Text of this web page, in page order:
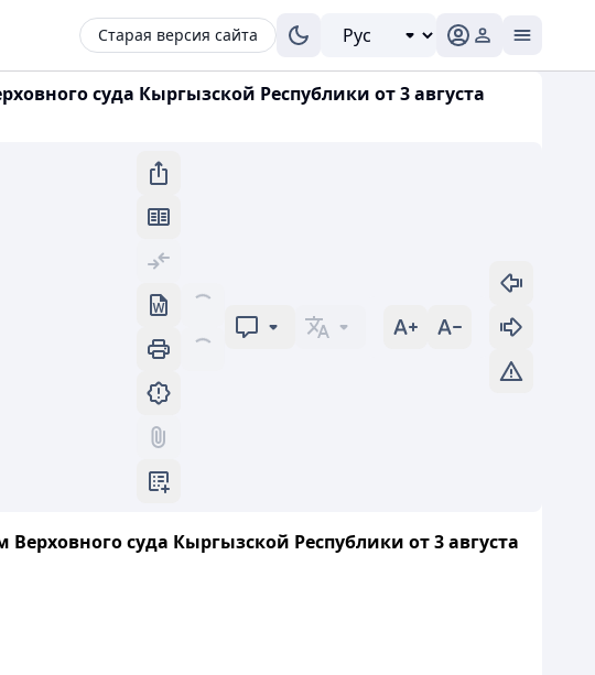
Старая версия сайта
суда Кыргызской Республики от 3 августа
суда Кыргызской Республики от3 августа